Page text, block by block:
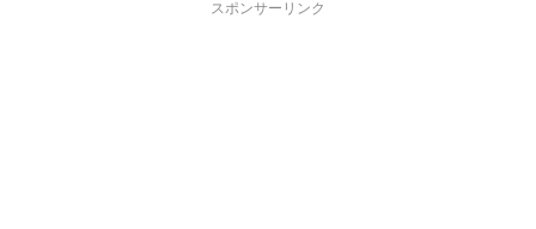
スポンサーリンク